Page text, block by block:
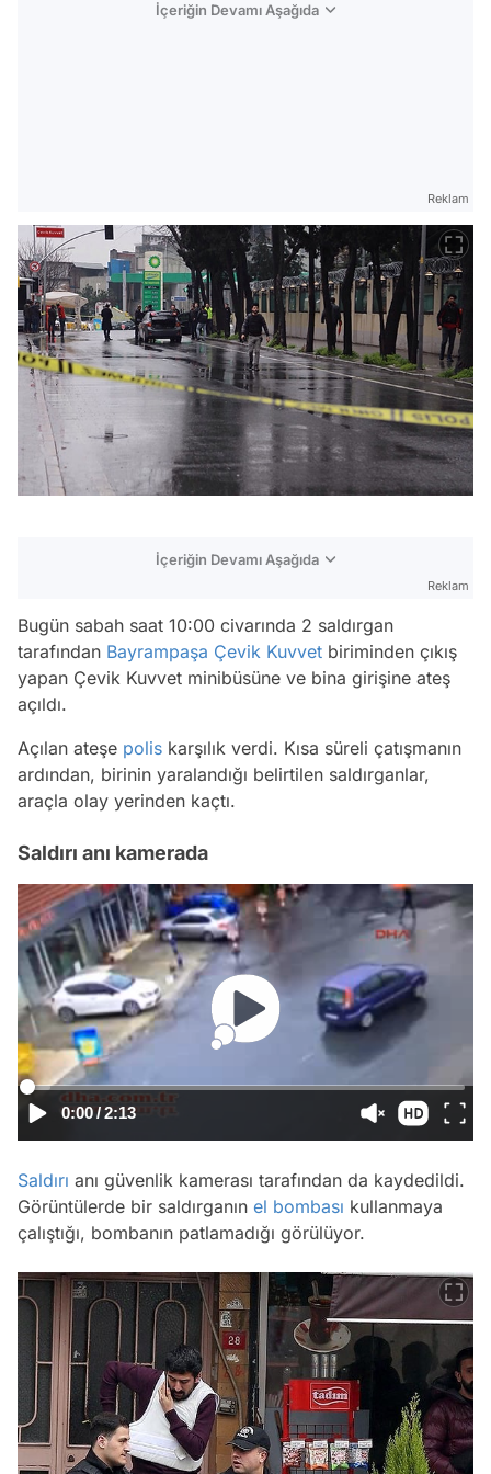
İçeriğin Devamı Aşağıda
Reklam
İçeriğin Devamı Aşağıda
Reklam
Bugün sabah saat 10:00 civarında 2 saldırgan
tarafından Bayrampaşa Çevik Kuvvet biriminden çıkış
yapan Çevik Kuvvet minibüsüne ve bina girişine ateş
açıldı.
Açılan ateşe polis karşılık verdi. Kısa süreli çatışmanın
ardından, birinin yaralandığı belirtilen saldırganlar,
araçla olay yerinden kaçtı.
Saldırı anı kamerada
0:00/2:13
Saldırı anı güvenlik kamerası tarafından da kaydedildi.
Görüntülerde bir saldırganın el bombası kullanmaya
çalıştığı, bombanın patlamadığı görülüyor.